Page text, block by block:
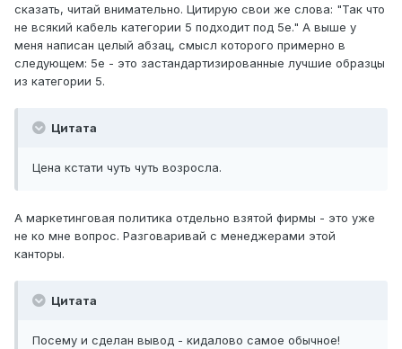
сказать, читай внимательно. Цитирую свои же слова: "Так что
не всякий кабель категории 5 подходит под 5e." А выше у
меня написан целый абзац, смысл которого примерно в
следующем: 5e - это застандартизированные лучшие образцы
из категории 5.
Цитата
Цена кстати чуть чуть возросла.
А маркетинговая политика отдельно взятой фирмы - это уже
не ко мне вопрос. Разговаривай с менеджерами этой
канторы.
Цитата
Посему и сделан вывод - кидалово самое обычное!